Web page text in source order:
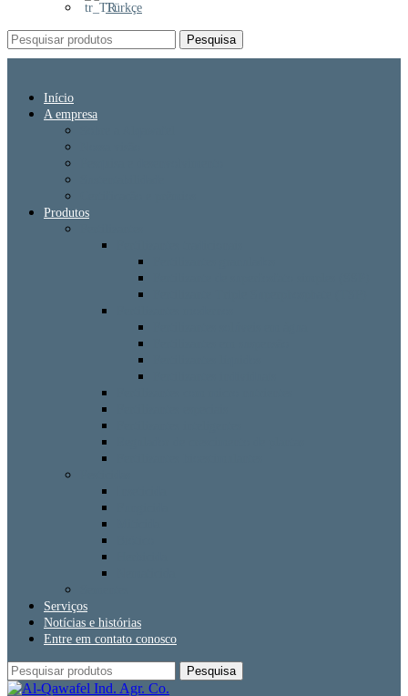
Türkçe
Pesquisa
Início
A empresa
Produtos
Serviços
Notícias e histórias
Entre em contato conosco
Pesquisa